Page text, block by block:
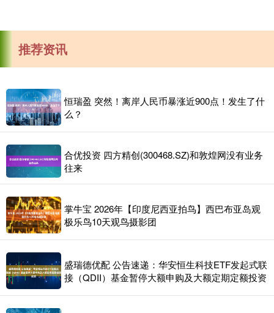
推荐资讯
恒瑞盈 突然！离岸人民币暴涨近900点！发生了什
么？
合优投资 四方精创(300468.SZ)和敦煌网没有业务
往来
掌牛宝 2026年【印度尼西亚拍鸟】西巴布亚岛观
极乐鸟10天观鸟摄影团
盛瑞德优配 公告速递：华安恒生科技ETF发起式联
接（QDII）基金暂停大额申购及大额定期定额投资